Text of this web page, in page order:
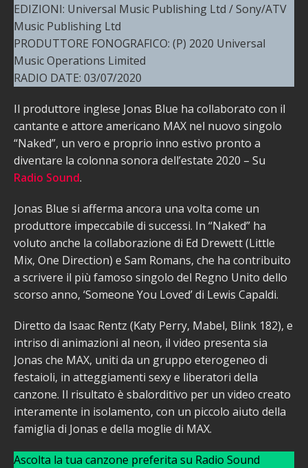
EDIZIONI: Universal Music Publishing Ltd / Sony/ATV
Music Publishing Ltd
PRODUTTORE FONOGRAFICO: (P) 2020 Universal
Music Operations Limited
RADIO DATE: 03/07/2020
Il produttore inglese Jonas Blue ha collaborato con il
cantante e attore americano MAX nel nuovo singolo
“Naked”, un vero e proprio inno estivo pronto a
diventare la colonna sonora dell’estate 2020 – Su
Radio Sound.
Jonas Blue si afferma ancora una volta come un
produttore impeccabile di successi. In “Naked” ha
voluto anche la collaborazione di Ed Drewett (Little
Mix, One Direction) e Sam Romans, che ha contribuito
a scrivere il più famoso singolo del Regno Unito dello
scorso anno, ‘Someone You Loved’ di Lewis Capaldi.
Diretto da Isaac Rentz (Katy Perry, Mabel, Blink 182), e
intriso di animazioni al neon, il video presenta sia
Jonas che MAX, uniti da un gruppo eterogeneo di
festaioli, in atteggiamenti sexy e liberatori della
canzone. Il risultato è sbalorditivo per un video creato
interamente in isolamento, con un piccolo aiuto della
famiglia di Jonas e della moglie di MAX.
Ascolta la tua canzone preferita su Radio Sound